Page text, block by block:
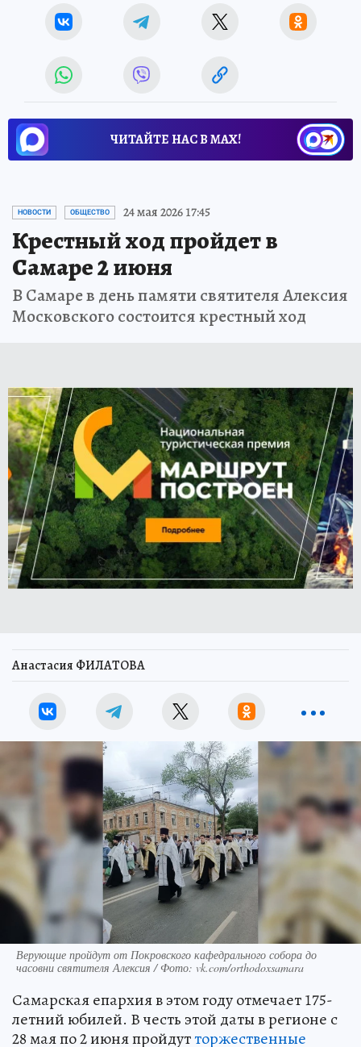
ЧИТАЙТЕ НАС В МАХ!
НОВОСТИ ОБЩЕСТВО 24 мая 2026 17:45
Крестный ход пройдет в
Самаре 2 июня
В Самаре в день памяти святителя Алексия
Московского состоится крестный ход
Анастасия ФИЛАТОВА
Верующие пройдут от Покровского кафедрального собора до
часовни святителя Алексия / Фото: vk.com/orthodoxsamara
Самарская епархия в этом году отмечает 175-
летний юбилей. В честь этой даты в регионе с
28 мая по 2 июня пройдутторжественные